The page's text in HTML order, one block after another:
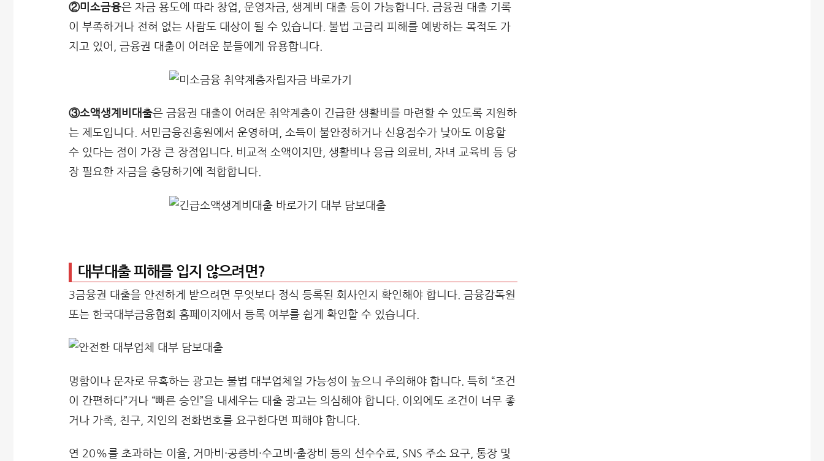
②미소금융은 자금 용도에 따라 창업, 운영자금, 생계비 대출 등이 가능합니다. 금융권 대출 기록
이 부족하거나 전혀 없는 사람도 대상이 될 수 있습니다. 불법 고금리 피해를 예방하는 목적도 가
지고 있어, 금융권 대출이 어려운 분들에게 유용합니다.
③소액생계비대출은 금융권 대출이 어려운 취약계층이 긴급한 생활비를 마련할 수 있도록 지원하
는 제도입니다. 서민금융진흥원에서 운영하며, 소득이 불안정하거나 신용점수가 낮아도 이용할
수 있다는 점이 가장 큰 장점입니다. 비교적 소액이지만, 생활비나 응급 의료비, 자녀 교육비 등 당
장 필요한 자금을 충당하기에 적합합니다.
대부대출 피해를 입지 않으려면?
3금융권 대출을 안전하게 받으려면 무엇보다 정식 등록된 회사인지 확인해야 합니다. 금융감독원
또는 한국대부금융협회 홈페이지에서 등록 여부를 쉽게 확인할 수 있습니다.
명함이나 문자로 유혹하는 광고는 불법 대부업체일 가능성이 높으니 주의해야 합니다. 특히 “조건
이 간편하다”거나 “빠른 승인”을 내세우는 대출 광고는 의심해야 합니다. 이외에도 조건이 너무 좋
거나 가족, 친구, 지인의 전화번호를 요구한다면 피해야 합니다.
연 20%를 초과하는 이율, 거마비·공증비·수고비·출장비 등의 선수수료, SNS 주소 요구, 통장 및